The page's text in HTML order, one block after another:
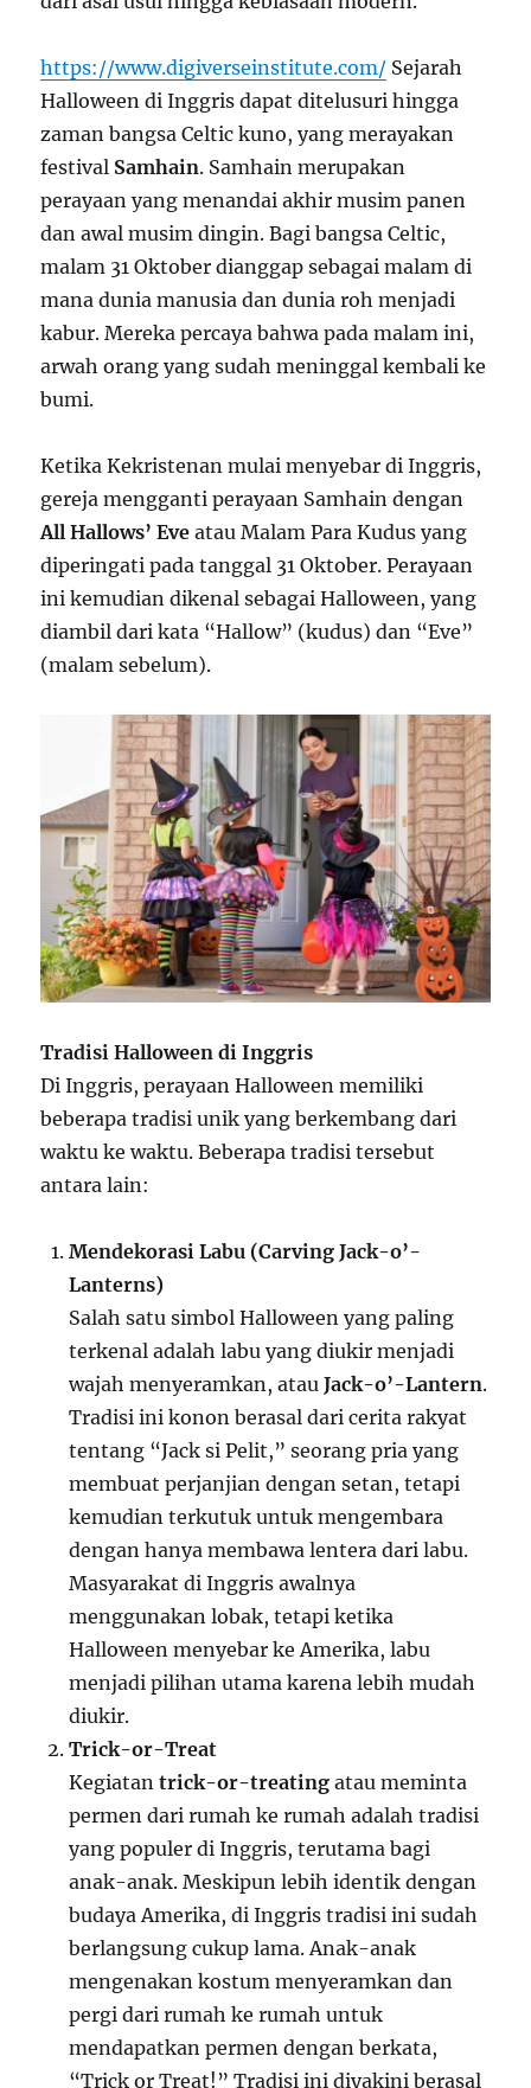
https://www.digiverseinstitute.com/ Sejarah
Halloween di Inggris dapat ditelusuri hingga
zaman bangsa Celtic kuno, yang merayakan
festival Samhain. Samhain merupakan
perayaan yang menandai akhir musim panen
dan awal musim dingin. Bagi bangsa Celtic,
malam 31 Oktober dianggap sebagai malam di
mana dunia manusia dan dunia roh menjadi
kabur. Mereka percaya bahwa pada malam ini,
arwah orang yang sudah meninggal kembali ke
bumi.
Ketika Kekristenan mulai menyebar di Inggris,
gereja mengganti perayaan Samhain dengan
All Hallows’ Eve atau Malam Para Kudus yang
diperingati pada tanggal 31 Oktober. Perayaan
ini kemudian dikenal sebagai Halloween, yang
diambil dari kata “Hallow” (kudus) dan “Eve”
(malam sebelum).
Tradisi Halloween di Inggris
Di Inggris, perayaan Halloween memiliki
beberapa tradisi unik yang berkembang dari
waktu ke waktu. Beberapa tradisi tersebut
antara lain:
Mendekorasi Labu (Carving Jack-o’-
Lanterns)
Salah satu simbol Halloween yang paling
terkenal adalah labu yang diukir menjadi
wajah menyeramkan, atauJack-o’-Lantern.
Tradisi ini konon berasal dari cerita rakyat
tentang “Jack si Pelit,” seorang pria yang
membuat perjanjian dengan setan, tetapi
kemudian terkutuk untuk mengembara
dengan hanya membawa lentera dari labu.
Masyarakat di Inggris awalnya
menggunakan lobak, tetapi ketika
Halloween menyebar ke Amerika, labu
menjadi pilihan utama karena lebih mudah
diukir.
Trick-or-Treat
Kegiatantrick-or-treating atau meminta
permen dari rumah ke rumah adalah tradisi
yang populer di Inggris, terutama bagi
anak-anak. Meskipun lebih identik dengan
budaya Amerika, di Inggris tradisi ini sudah
berlangsung cukup lama. Anak-anak
mengenakan kostum menyeramkan dan
pergi dari rumah ke rumah untuk
mendapatkan permen dengan berkata,
“Trick or Treat!” Tradisi ini diyakini berasal